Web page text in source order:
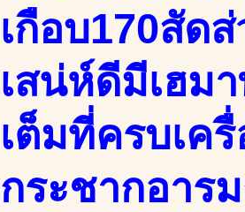
เกือบ170สัด
เสน่ห์ดีมีเฮม
เต็มที่ครบเค
กระชากอาร